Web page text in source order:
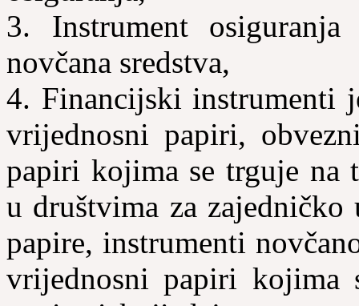
3. Instrument
novčana sredstva,
4. Financijski instrumenti
vrijednosni papiri,
papiri kojima se trguje na
u društvima za zajedničko
papire, instrumenti
vrijednosni papiri kojima